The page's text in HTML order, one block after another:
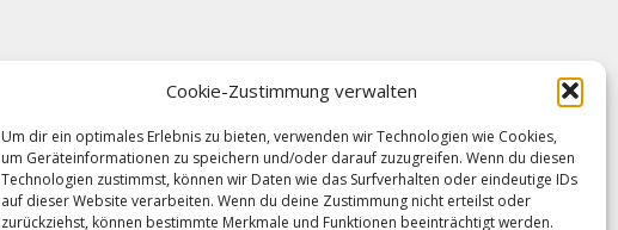
Cookie-Zustimmung verwalten
Um dir ein optimales Erlebnis zu bieten, verwenden wir Technologien wie Cookies,
um Geräteinformationen zu speichern und/oder darauf zuzugreifen. Wenn du diesen
Technologien zustimmst, können wir Daten wie das Surfverhalten oder eindeutige IDs
auf dieser Website verarbeiten. Wenn du deine Zustimmung nicht erteilst oder
zurückziehst, können bestimmte Merkmale und Funktionen beeinträchtigt werden.